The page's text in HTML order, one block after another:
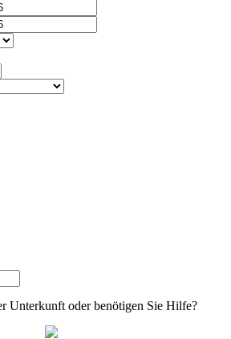
Unterkunft oder benötigen Sie Hilfe?